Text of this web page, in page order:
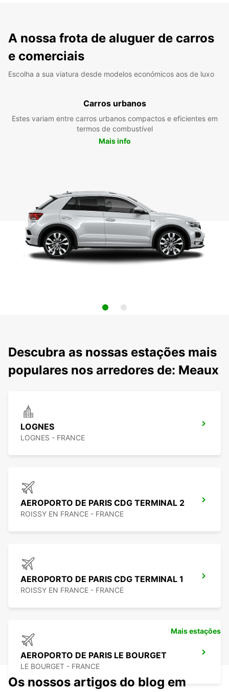
A nossa frota de aluguer de carros
e comerciais
Escolha a sua viatura desde modelos económicos aos de luxo
Carros urbanos
Estes variam entre carros urbanos compactos e eficientes em
termos de combustível
Mais info
Descubra as nossas estações mais
populares nos arredores de: Meaux
LOGNES
LOGNES - FRANCE
AEROPORTO DE PARIS CDG TERMINAL 2
ROISSY EN FRANCE - FRANCE
AEROPORTO DE PARIS CDG TERMINAL 1
ROISSY EN FRANCE - FRANCE
AEROPORTO DE PARIS LE BOURGET
LE BOURGET - FRANCE
Mais estações
Os nossos artigos do blog em